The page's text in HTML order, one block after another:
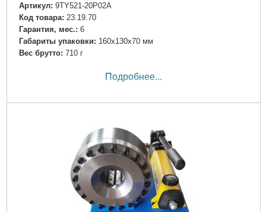
Артикул: 9TY521-20P02A
Код товара: 23.19.70
Гарантия, мес.: 6
Габариты упаковки: 160x130x70 мм
Вес брутто: 710 г
Подробнее...